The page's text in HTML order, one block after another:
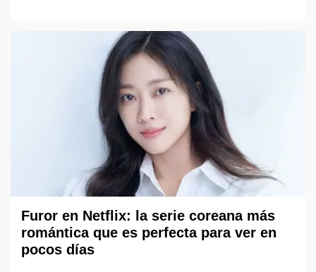
Furor en Netflix: la serie coreana más
romántica que es perfecta para ver en
pocos días